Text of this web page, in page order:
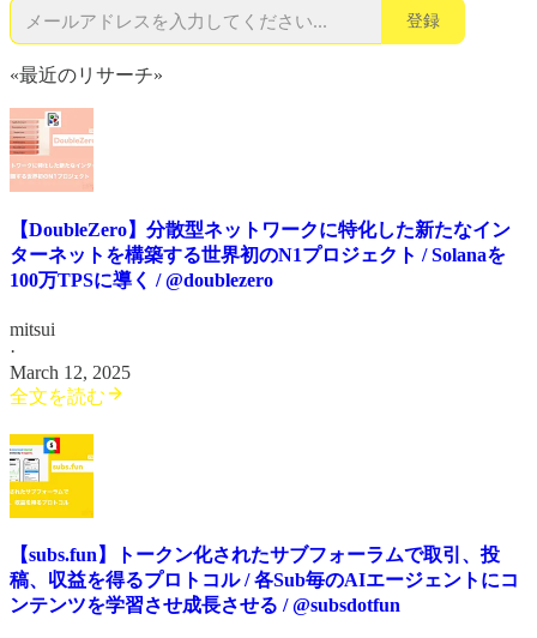
登録
«最近のリサーチ»
【DoubleZero】分散型ネットワークに特化した新たなイン
ターネットを構築する世界初のN1プロジェクト / Solanaを
100万TPSに導く / @doublezero
mitsui
·
March 12, 2025
全文を読む
【subs.fun】トークン化されたサブフォーラムで取引、投
稿、収益を得るプロトコル / 各Sub毎のAIエージェントにコ
ンテンツを学習させ成長させる / @subsdotfun